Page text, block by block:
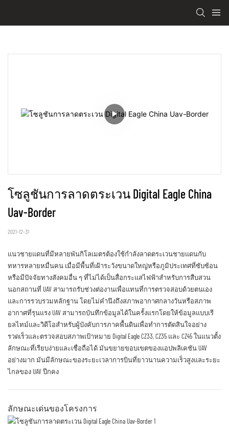
โซลูชันการลาดตระเวน Digital Eagle China
Uav-Border
2021-12-31
แนวชายแดนที่มีหลายพันกิโลเมตรต้องใช้กำลังลาดตระเวนชายแดนกับ
ทหารหลายหมื่นคน เมื่อมีพื้นที่เฝ้าระวังขนาดใหญ่หรือภูมิประเทศที่ซับซ้อน
หรือมีปัจจัยทางสังคมอื่น ๆ ที่ไม่ได้เป็นสื่อกระแสไฟฟ้าสำหรับการสืบสวน
นอกสถานที่ UAV สามารถรับช่วงต่องานเพื่อแทนที่การตรวจสอบด้วยตนเอง
และการรวบรวมหลักฐาน โดยไม่คำนึงถึงสภาพอากาศกลางวันหรือสภาพ
อากาศที่รุนแรง UAV สามารถบันทึกข้อมูลได้ในครั้งแรกโดยให้ข้อมูลแบบเรี
ยลไทม์และวิดีโอสำหรับผู้บังคับการภาคพื้นดินเพื่อทำการตัดสินใจอย่าง
รวดเร็วและตรวจสอบสภาพเป้าหมาย Digital Eagle CZ33, CZ35 และ CZ45 ในแนวตั้ง
ลักษณะที่เรียบง่ายและเชื่อถือได้ มันขยายขอบเขตของแอปพลิเคชัน UAV
อย่างมาก มันมีลักษณะของระยะเวลาการบินที่ยาวนานความเร็วสูงและระยะ
ไกลของ UAV ปีกคง
ลักษณะเด่นของโครงการ